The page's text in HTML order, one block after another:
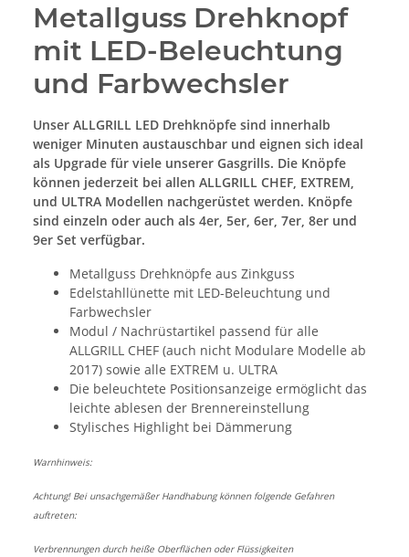
Metallguss Drehknopf
mit LED-Beleuchtung
und Farbwechsler
Unser ALLGRILL LED Drehknöpfe sind innerhalb
weniger Minuten austauschbar und eignen sich ideal
als Upgrade für viele unserer Gasgrills. Die Knöpfe
können jederzeit bei allen ALLGRILL CHEF, EXTREM,
und ULTRA Modellen nachgerüstet werden. Knöpfe
sind einzeln oder auch als 4er, 5er, 6er, 7er, 8er und
9er Set verfügbar.
Metallguss Drehknöpfe aus Zinkguss
Edelstahllünette mit LED-Beleuchtung und
Farbwechsler
Modul / Nachrüstartikel passend für alle
ALLGRILL CHEF (auch nicht Modulare Modelle ab
2017) sowie alle EXTREM u. ULTRA
Die beleuchtete Positionsanzeige ermöglicht das
leichte ablesen der Brennereinstellung
Stylisches Highlight bei Dämmerung
Warnhinweis:
Achtung! Bei unsachgemäßer Handhabung können folgende Gefahren
auftreten:
Verbrennungen durch heiße Oberflächen oder Flüssigkeiten